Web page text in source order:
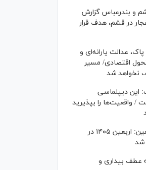
و بندرعباس گزارش
در قشم، هدف قرار
عدالت یارانه‌ای و
اقتصادی/ مسیر
نخواهد شد
این دیپلماسی
واقعیت‌ها را بپذیرید
رییس ستاد مرکزی اربعین: اربعین ۱۴۰۵ در
شد
عطف بیداری و